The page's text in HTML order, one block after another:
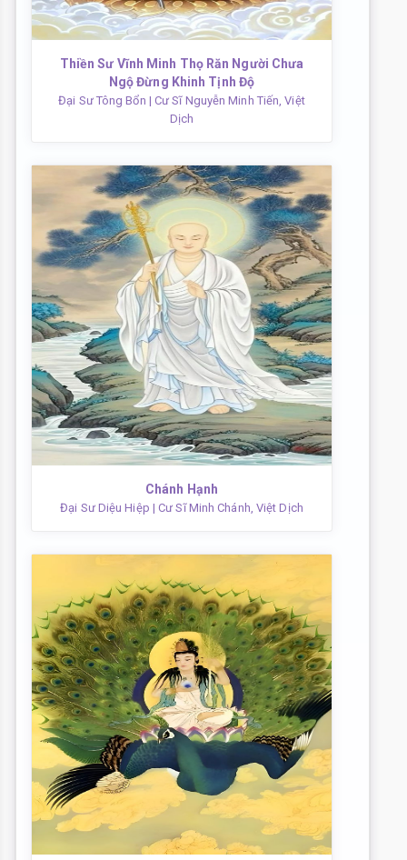
Thiền Sư Vĩnh Minh Thọ Răn Người Chưa
Ngộ Đừng Khinh Tịnh Độ
Đại Sư Tông Bổn | Cư Sĩ Nguyễn Minh Tiến, Việt
Dịch
Chánh Hạnh
Đại Sư Diệu Hiệp | Cư Sĩ Minh Chánh, Việt Dịch